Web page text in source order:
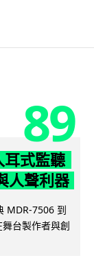
89
耳式監聽
人聲利器
MDR-7506 到
台製作者與創